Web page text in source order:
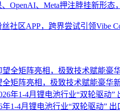
OpenAI、Meta押注脖挂新形态
社区APP，跨界尝试引领Vibe
全矩阵亮相，极致技术赋能豪华
1-4月锂电池行业“双轮驱动”